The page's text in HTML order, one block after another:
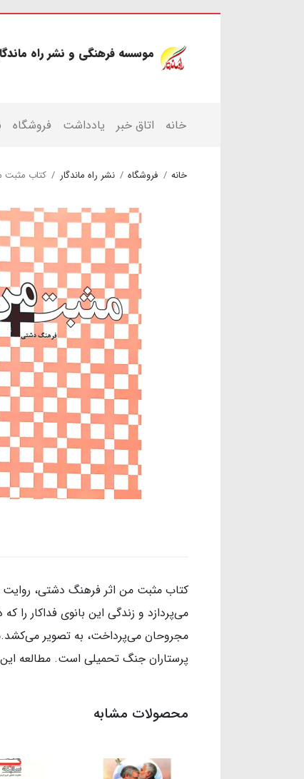
موسسه فرهنگی و نشر راه
خانه اتاق خبر یادداشت فروشگاه
خانه فروشگاه نشر راه ماندگار کتاب مثبت
کتاب مثبت من اثر فرهنگ دشتی،
می‌پردازد و زندگی این بانوی فداکار را
مجروحان می‌پرداخت، به تصویر
پرستاران جنگ تحمیلی است. مطالعه
محصولات مشابه